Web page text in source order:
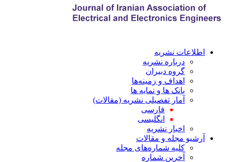
اطلاعات نشریه
درباره نشریه
گروه دبیران
اهداف و زمینه‌ها
بانک ها و نمایه ها
آمار تفصیلی نشریه (مقالات)
فارسی
انگلیسی
اخبار نشریه
آرشیو مجله و مقالات
کلیه شماره‌های مجله
آخرین شماره